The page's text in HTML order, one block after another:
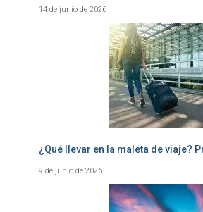
14 de junio de 2026
¿Qué llevar en la maleta de viaje?
9 de junio de 2026